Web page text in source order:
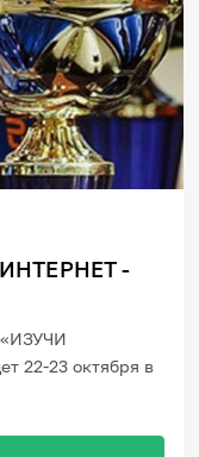
-
«ИЗУЧИ
22-23 октября в